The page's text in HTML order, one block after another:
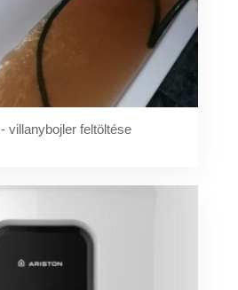
villanybojler feltöltése